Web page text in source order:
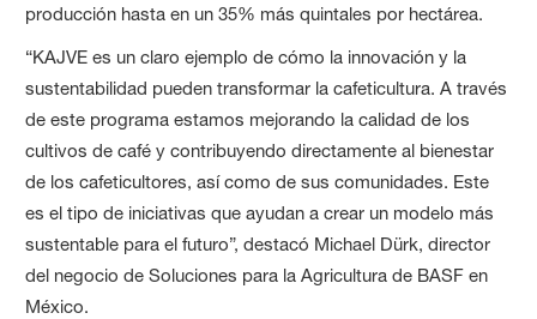
producción hasta en un 35% más quintales por hectárea.
“KAJVE es un claro ejemplo de cómo la innovación y la
sustentabilidad pueden transformar la cafeticultura. A través
de este programa estamos mejorando la calidad de los
cultivos de café y contribuyendo directamente al bienestar
de los cafeticultores, así como de sus comunidades. Este
es el tipo de iniciativas que ayudan a crear un modelo más
sustentable para el futuro”, destacó Michael Dürk, director
del negocio de Soluciones para la Agricultura de BASF en
México.